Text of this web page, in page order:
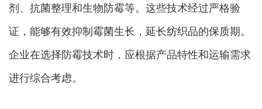
剂、抗菌整理和生物防霉等。这些技术经过严格验
证，能够有效抑制霉菌生长，延长纺织品的保质期。
企业在选择防霉技术时，应根据产品特性和运输需求
进行综合考虑。